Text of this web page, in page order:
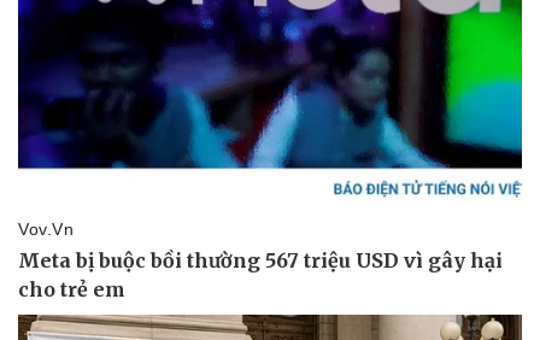
Thông tin doanh nghiệp
Doanh nghiệp 24h
Vì cộng đồng
Công nghệ
Sành điệu
Tin Công nghệ
Trải nghiệm